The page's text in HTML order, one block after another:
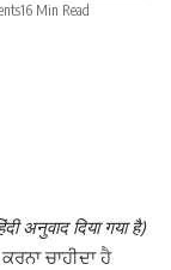
16 Min Read
अनुवाद दिया गया है)
ਚਾਹੀਦਾ ਹੈ